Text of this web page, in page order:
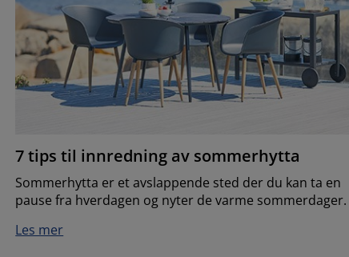
7 tips til innredning av sommerhytta
Sommerhytta er et avslappende sted der du kan ta en
pause fra hverdagen og nyter de varme sommerdager.
Les mer